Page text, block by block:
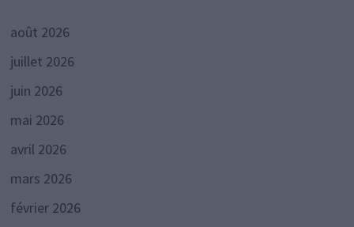
août 2026
juillet 2026
juin 2026
mai 2026
avril 2026
mars 2026
février 2026